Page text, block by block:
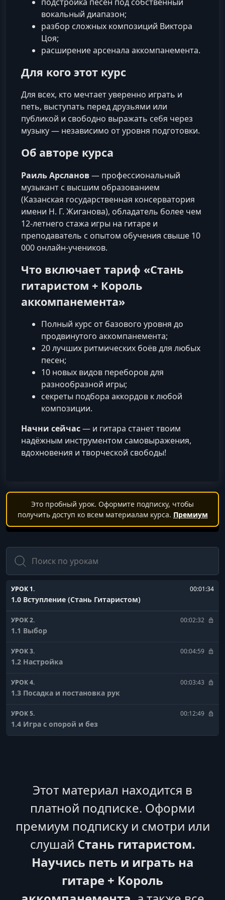
вокальный диапазон;
разбор сложных композиций Виктора
Цоя;
расширение арсенала аккомпанемента.
Для кого этот курс
Для всех, кто мечтает уверенно играть и
петь, выступать перед друзьями или
публикой и свободно выражать себя через
музыку — независимо от уровня подготовки.
Об авторе курса
Раиль Арсланов— профессиональный
музыкант с высшим образованием
(Казанская государственная консерватория
имени Н. Г. Жиганова), обладатель более чем
12-летнего стажа игры на гитаре и
преподаватель с опытом обучения свыше 10
000 онлайн‑учеников.
Что включает тариф «Стань
гитаристом + Король
аккомпанемента»
Полный курс от базового уровня до
продвинутого аккомпанемента;
20 лучших ритмических боёв для любых
песен;
10 новых видов переборов для
разнообразной игры;
секреты подбора аккордов к любой
композиции.
Начни сейчас— и гитара станет твоим
надёжным инструментом самовыражения,
вдохновения и творческой свободы!
Это пробный урок. Оформите подписку, чтобы
получить доступ ко всем материалам курса. Премиум
Поиск
УРОК 1. 00:01:34
1.0 Вступление (Стань Гитаристом)
УРОК 2. 00:02:32
1.1 Выбор
УРОК 3. 00:04:59
1.2 Настройка
УРОК 4. 00:03:43
1.3 Посадка и постановка рук
УРОК 5. 00:12:49
1.4 Игра с опорой и без
1.6 Вторая мелодия - Макс Корж - Малиновый закат
УРОК 8. 00:01:41
1.7 Третья мелодия - LP - Lost on you
1.8 Табулатура
УРОК 10. 00:00:49
1.9 Четвертая мелодия - Hallelujah
Этот материал находится в
платной подписке. Оформи
премиум подписку и смотри или
слушай Стань гитаристом.
Научись петь и играть на
гитаре + Король